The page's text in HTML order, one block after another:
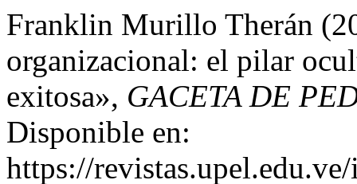
Franklin Murillo Therán
organizacional: el pilar
exitosa», GACETA DE
Disponible en:
https://